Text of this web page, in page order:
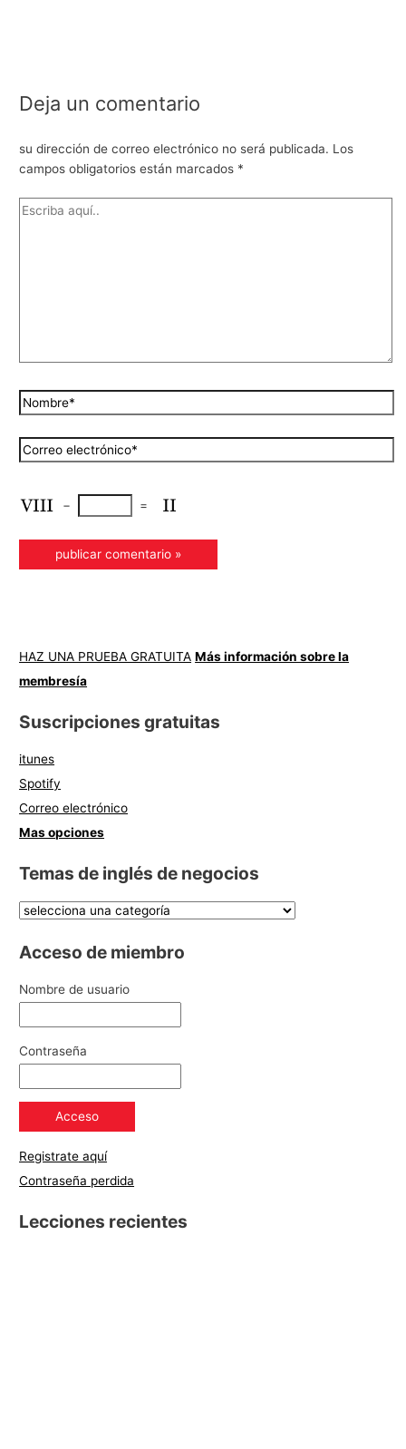
Deja un comentario
su dirección de correo electrónico no será publicada. Los
campos obligatorios están marcados *
− =
HAZ UNA PRUEBA GRATUITA Más información sobre la
membresía
Suscripciones gratuitas
itunes
Spotify
Correo electrónico
Mas opciones
Temas de inglés de negocios
Acceso de miembro
Nombre de usuario
Contraseña
Registrate aquí
Contraseña perdida
Lecciones recientes